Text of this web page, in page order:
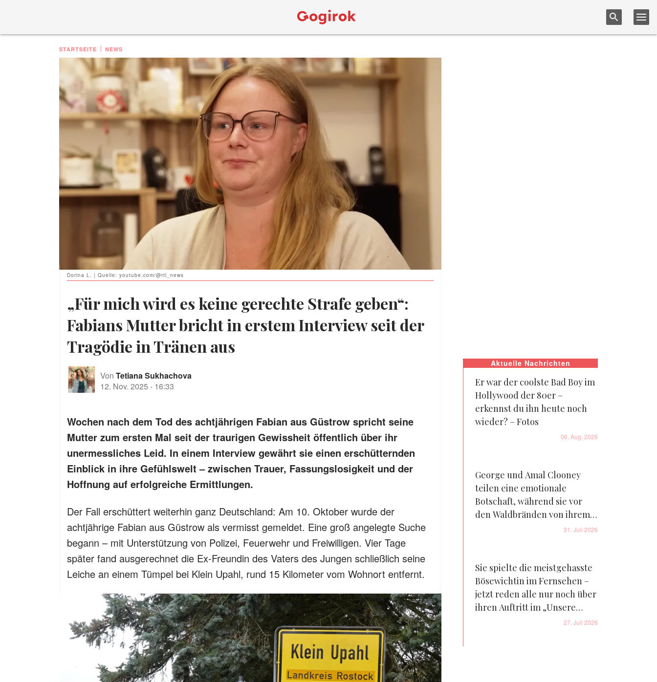
STARTSEITE NEWS
Dorina L. | Quelle: youtube.com/@rtl_news
„Für mich wird es keine gerechte Strafe geben“:
Fabians Mutter bricht in erstem Interview seit der
Tragödie in Tränen aus
Von Tetiana Sukhachova
12. Nov. 2025 - 16:33
Wochen nach dem Tod des achtjährigen Fabian aus Güstrow spricht seine
Mutter zum ersten Mal seit der traurigen Gewissheit öffentlich über ihr
unermessliches Leid. In einem Interview gewährt sie einen erschütternden
Einblick in ihre Gefühlswelt – zwischen Trauer, Fassungslosigkeit und der
Hoffnung auf erfolgreiche Ermittlungen.
Der Fall erschüttert weiterhin ganz Deutschland: Am 10. Oktober wurde der
achtjährige Fabian aus Güstrow als vermisst gemeldet. Eine groß angelegte Suche
begann – mit Unterstützung von Polizei, Feuerwehr und Freiwilligen. Vier Tage
später fand ausgerechnet die Ex-Freundin des Vaters des Jungen schließlich seine
Leiche an einem Tümpel bei Klein Upahl, rund 15 Kilometer vom Wohnort entfernt.
Aktuelle Nachrichten
Er war der coolste Bad Boy im
Hollywood der 80er –
erkennst du ihn heute noch
wieder? – Fotos
06. Aug. 2026
George und Amal Clooney
teilen eine emotionale
Botschaft, während sie vor
den Waldbränden von ihrem
Bauernhof in Frankreich31. Juli 2026
Sie spielte die meistgehasste
Bösewichtin im Fernsehen –
jetzt reden alle nur noch über
ihren Auftritt im „Unsere
kleine Farm“-Reboot – Fotos
27. Juli 2026